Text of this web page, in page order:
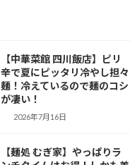
【中華菜館 四川飯店】ピリ
辛で夏にピッタリ冷やし担々
麺！冷えているので麺のコシ
が凄い！
2026年7月16日
【麺処 むぎ家】やっぱりラ